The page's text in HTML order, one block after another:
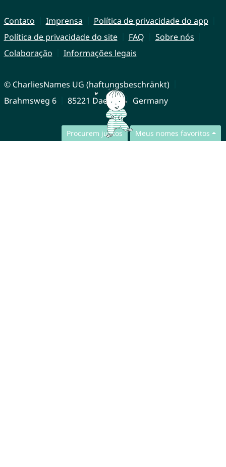
Procurem juntos Meus nomes favoritos
Contato Imprensa
Política de privacidade do app
Política de privacidade do site
FAQ
Sobre nós
Colaboração
Informações legais
© CharliesNames UG (haftungsbeschränkt)
Brahmsweg 6
85221 Dachau Germany